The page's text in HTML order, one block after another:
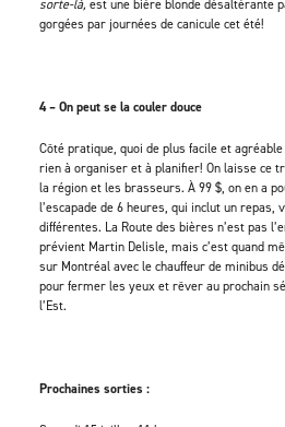
sorte-là, est une bière blonde désaltérante
gorgées par journées de canicule cet été!
4 – On peut se la couler douce
Côté pratique, quoi de plus facile et
rien à organiser et à planifier! On laisse ce
la région et les brasseurs. À 99 $, on en a
l’escapade de 6 heures, qui inclut un repas,
différentes. La Route des bières n’est pas
prévient Martin Delisle, mais c’est quand
sur Montréal avec le chauffeur de minibus
pour fermer les yeux et rêver au prochain
l’Est.
Prochaines sorties :